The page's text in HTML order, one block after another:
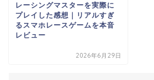
レーシングマスターを実際に
プレイした感想｜リアルすぎ
るスマホレースゲームを本音
レビュー
2026年6月29日